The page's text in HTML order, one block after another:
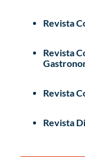
Revista
Revista
Revista
Revista